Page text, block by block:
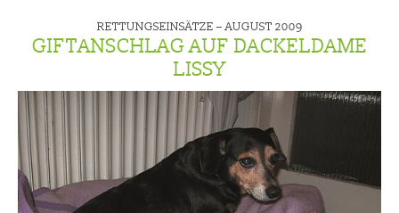
RETTUNGSEINSÄTZE – AUGUST 2009
GIFTANSCHLAG AUF DACKELDAME
LISSY